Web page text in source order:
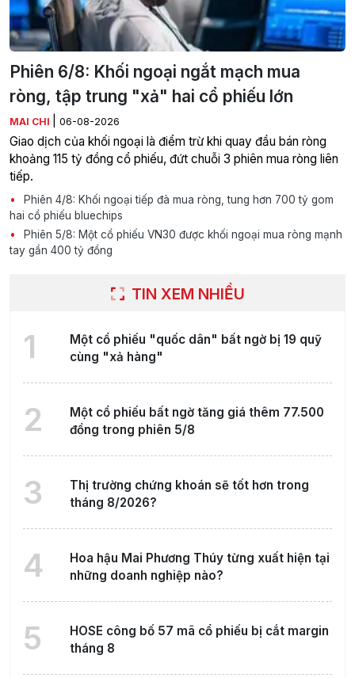
Phiên 6/8: Khối ngoại ngắt mạch mua
ròng, tập trung "xả" hai cổ phiếu lớn
MAI CHI 06-08-2026
Giao dịch của khối ngoại là điểm trừ khi quay đầu bán ròng
khoảng 115 tỷ đồng cổ phiếu, đứt chuỗi 3 phiên mua ròng liên
tiếp.
Phiên 4/8: Khối ngoại tiếp đà mua ròng, tung hơn 700 tỷ gom
hai cổ phiếu bluechips
Phiên 5/8: Một cổ phiếu VN30 được khối ngoại mua ròng mạnh
tay gần 400 tỷ đồng
TIN XEM NHIỀU
1
Một cổ phiếu "quốc dân" bất ngờ bị 19 quỹ
cùng "xả hàng"
2
Một cổ phiếu bất ngờ tăng giá thêm 77.500
đồng trong phiên 5/8
3
Thị trường chứng khoán sẽ tốt hơn trong
tháng 8/2026?
4
Hoa hậu Mai Phương Thúy từng xuất hiện tại
những doanh nghiệp nào?
5
HOSE công bố 57 mã cổ phiếu bị cắt margin
tháng 8